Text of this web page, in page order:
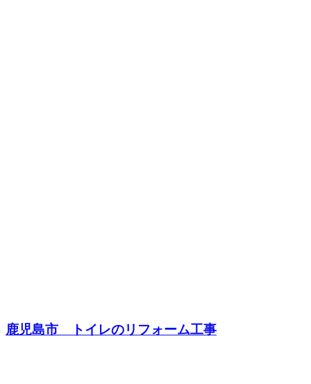
鹿児島市 トイレのリフォーム工事